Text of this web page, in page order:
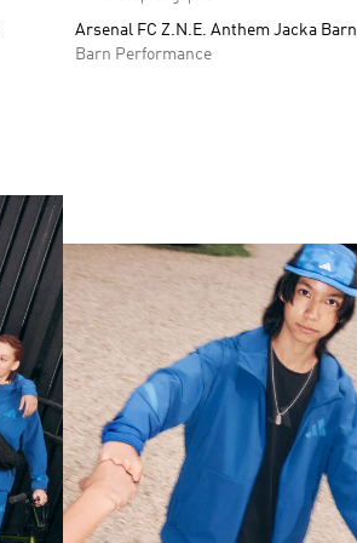
Arsenal FC Z.N.E. Anthem Jacka Barn
Barn Performance